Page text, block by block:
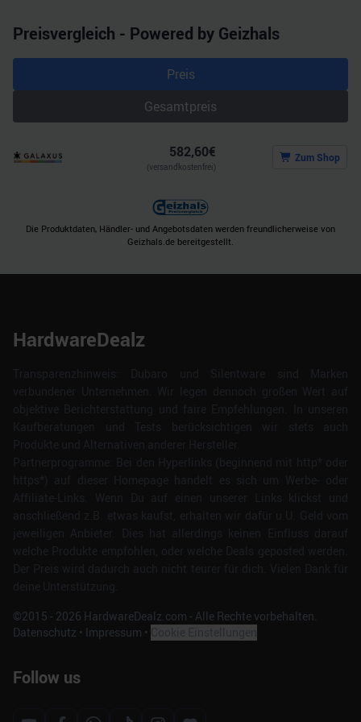
Preisvergleich - Powered by Geizhals
Preis
Gesamtpreis
582,60€
(versandkostenfrei)
Zum Shop
Die Produktdaten, Händler- und Angebotsdaten werden freundlicherweise von
Geizhals.de bereitgestellt.
HardwareDealz
©2015 - 2026 HardwareDealz.com - Alle Rechte vorbehalten.
Datenschutz • Impressum •
Follow us